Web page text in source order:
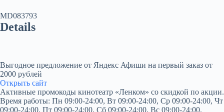
MD083793
Details
Выгодное предложение от Яндекс Афиши на первый заказ от
2000 рублей
Открыть сайт
Активные промокоды кинотеатр «Ленком» со скидкой по акции.
Время работы: Пн 09:00-24:00, Вт 09:00-24:00, Ср 09:00-24:00, Чт
09:00-24:00, Пт 09:00-24:00, Сб 09:00-24:00, Вс 09:00-24:00.